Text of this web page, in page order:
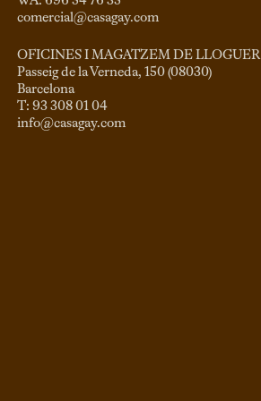
comercial@casagay.com
OFICINES I MAGATZEM DE LLOGUER
Passeig de la Verneda, 150 (08030)
Barcelona
T: 93 308 01 04
info@casagay.com